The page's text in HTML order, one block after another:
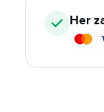
Her